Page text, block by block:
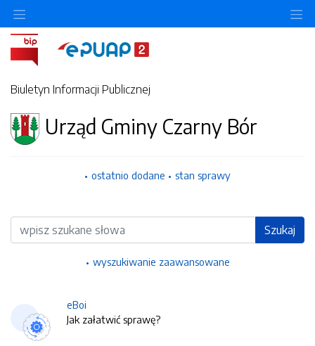
Biuletyn Informacji Publicznej
Urząd Gminy Czarny Bór
ostatnio dodane stan sprawy
Wyszukiwarka Szukaj
wyszukiwanie zaawansowane
eBoi
Jak załatwić sprawę?